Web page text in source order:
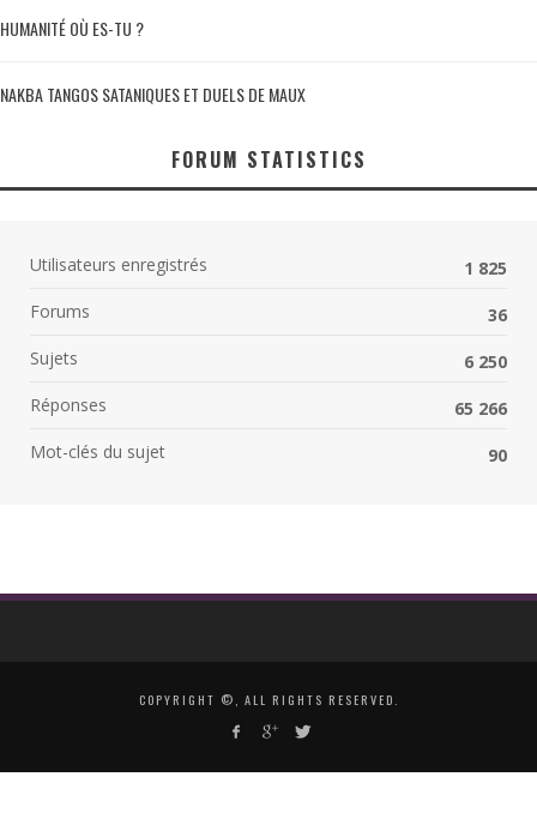
HUMANITÉ OÙ ES-TU ?
NAKBA TANGOS SATANIQUES ET DUELS DE MAUX
FORUM STATISTICS
Utilisateurs enregistrés
1 825
Forums
36
Sujets
6 250
Réponses
65 266
Mot-clés du sujet
90
COPYRIGHT ©, ALL RIGHTS RESERVED.